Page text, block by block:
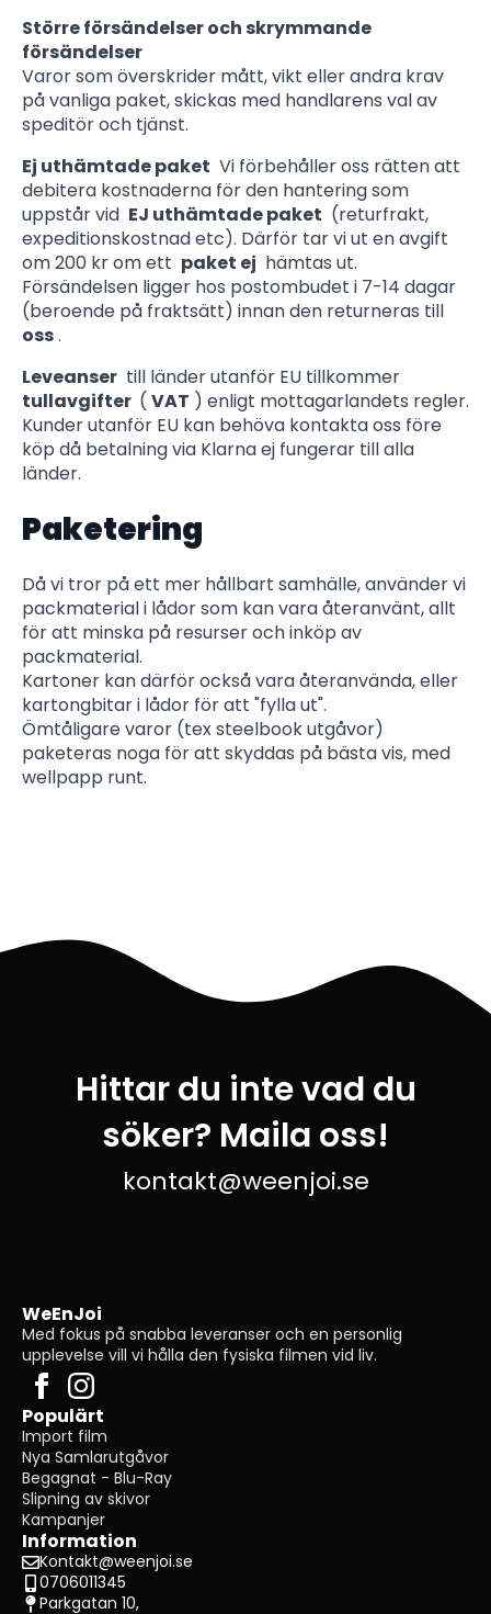
Större försändelser och skrymmande
försändelser
Varor som överskrider mått, vikt eller andra krav
på vanliga paket, skickas med handlarens val av
speditör och tjänst.
Ej uthämtade paket Vi förbehåller oss rätten att
debitera kostnaderna för den hantering som
uppstår vid EJ uthämtade paket (returfrakt,
expeditionskostnad etc). Därför tar vi ut en avgift
om 200 kr om ett paket ej hämtas ut.
Försändelsen ligger hos postombudet i 7-14 dagar
(beroende på fraktsätt) innan den returneras till
oss.
Leveanser till länder utanför EU tillkommer
tullavgifter ( VAT ) enligt mottagarlandets regler.
Kunder utanför EU kan behöva kontakta oss före
köp då betalning via Klarna ej fungerar till alla
länder.
Paketering
Då vi tror på ett mer hållbart samhälle, använder vi
packmaterial i lådor som kan vara återanvänt, allt
för att minska på resurser och inköp av
packmaterial.
Kartoner kan därför också vara återanvända, eller
kartongbitar i lådor för att "fylla ut".
Ömtåligare varor (tex steelbook utgåvor)
paketeras noga för att skyddas på bästa vis, med
wellpapp runt.
Hittar du inte vad du
söker? Maila oss!
kontakt@weenjoi.se
WeEnJoi
Med fokus på snabba leveranser och en personlig
upplevelse vill vi hålla den fysiska filmen vid liv.
Populärt
Import film
Nya Samlarutgåvor
Begagnat - Blu-Ray
Slipning av skivor
Kampanjer
Information
Kontakt@weenjoi.se
0706011345
Parkgatan 10,